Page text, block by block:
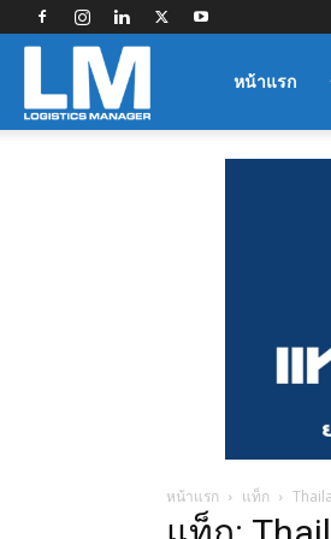
Logisticsหน้าแรก
หน้าแรก แท็ก